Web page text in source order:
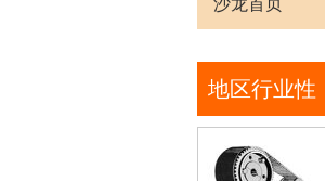
沙龙首页
地区行业性